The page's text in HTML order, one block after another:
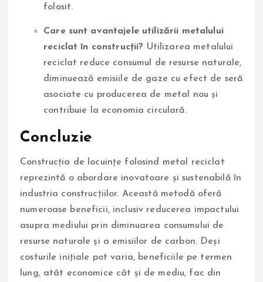
folosit.
Care sunt avantajele utilizării metalului
reciclat în construcții? Utilizarea metalului
reciclat reduce consumul de resurse naturale,
diminuează emisiile de gaze cu efect de seră
asociate cu producerea de metal nou și
contribuie la economia circulară.
Concluzie
Construcția de locuințe folosind metal reciclat
reprezintă o abordare inovatoare și sustenabilă în
industria construcțiilor. Această metodă oferă
numeroase beneficii, inclusiv reducerea impactului
asupra mediului prin diminuarea consumului de
resurse naturale și a emisiilor de carbon. Deși
costurile inițiale pot varia, beneficiile pe termen
lung, atât economice cât și de mediu, fac din